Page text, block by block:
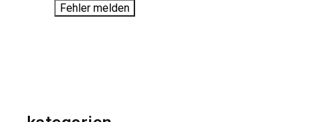
Fehler melden